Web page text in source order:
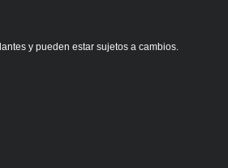
y pueden estar sujetos a cambios.